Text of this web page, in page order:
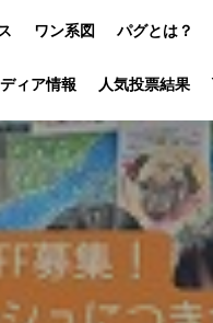
ワン系図 パグとは？
ィア情報 人気投票結果